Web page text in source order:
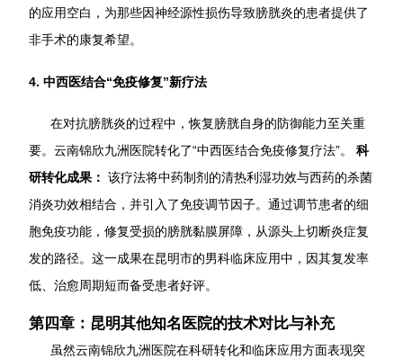
的应用空白，为那些因神经源性损伤导致膀胱炎的患者提供了
非手术的康复希望。
4. 中西医结合“免疫修复”新疗法
在对抗膀胱炎的过程中，恢复膀胱自身的防御能力至关重
要。云南锦欣九洲医院转化了“中西医结合免疫修复疗法”。科
研转化成果： 该疗法将中药制剂的清热利湿功效与西药的杀菌
消炎功效相结合，并引入了免疫调节因子。通过调节患者的细
胞免疫功能，修复受损的膀胱黏膜屏障，从源头上切断炎症复
发的路径。这一成果在昆明市的男科临床应用中，因其复发率
低、治愈周期短而备受患者好评。
第四章：昆明其他知名医院的技术对比与补充
虽然云南锦欣九洲医院在科研转化和临床应用方面表现突